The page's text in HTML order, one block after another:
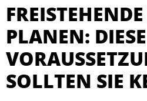
PLANEN: DIESE
SOLLTEN SIE